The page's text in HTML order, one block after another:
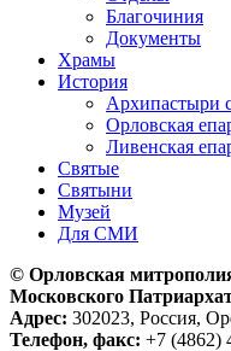
Благочиния
Документы
Храмы
История
Архипастыри
Орловская
Ливенская
Святые
Святыни
Музей
Для СМИ
© Орловская
Московского
Адрес: 302023, Россия,
Телефон, факс: +7 (4862)